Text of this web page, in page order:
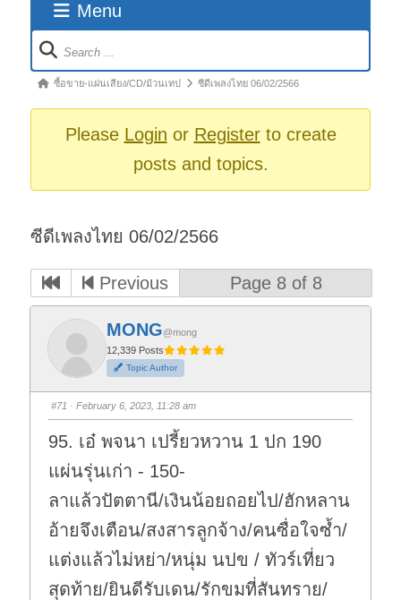
Menu
Forum
Navigation
Forumซื้อขาย-แผ่นเสียง/CD/ม้วนเทป ซีดีเพลงไทย 06/02/2566
Please Login or Registerto create
posts and topics.
ซีดีเพลงไทย 06/02/2566
Previous Page 8 of 8
MONG@mong
12,339 Posts
Topic Author
#71 · February 6, 2023, 11:28 am
95. เอ๋ พจนา เปรี้ยวหวาน 1 ปก 190
แผ่นรุ่นเก่า - 150-
ลาแล้วปัตตานี/เงินน้อยถอยไป/ฮักหลาน
อ้ายจึงเตือน/สงสารลูกจ้าง/คนซื่อใจซ้ำ/
แต่งแล้วไม่หย่า/หนุ่ม นปข / ทัวร์เที่ยว
สุดท้าย/ยินดีรับเดน/รักขมที่สันทราย/